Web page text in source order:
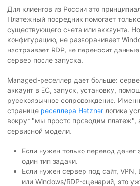
Для клиентов из России это
Платежный посредник помогает
существующего счета или аккаунта.
конфигурацию, не разворачивает
настраивает RDP, не переносит
сервер после запуска.
Managed-реселлер дает больше:
аккаунт в ЕС, запуск, установку,
русскоязычное сопровождение.
странице реселлера Hetzner логика
вокруг "мы просто проводим платеж",
сервисной модели.
Если нужен только перевод денег
один тип задачи.
Если нужен сервер под сайт, VPN,
или Windows/RDP-сценарий, это